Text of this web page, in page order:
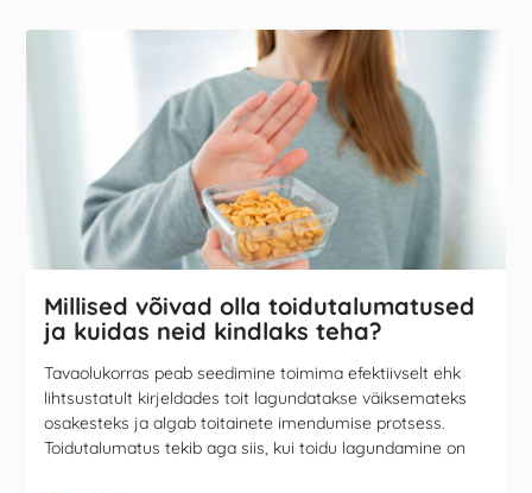
Millised võivad olla toidutalumatused
ja kuidas neid kindlaks teha?
Tavaolukorras peab seedimine toimima efektiivselt ehk
lihtsustatult kirjeldades toit lagundatakse väiksemateks
osakesteks ja algab toitainete imendumise protsess.
Toidutalumatus tekib aga siis, kui toidu lagundamine on